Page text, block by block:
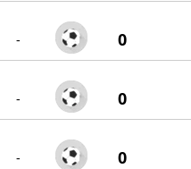
- 0
- 0
- 0